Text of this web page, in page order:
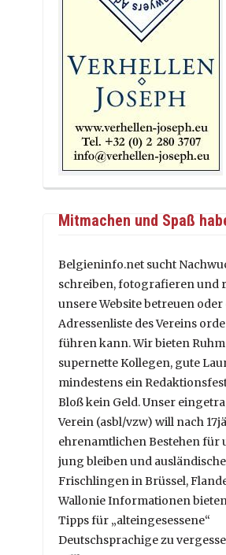
Mitmachen und Spaß
Belgieninfo.net sucht
schreiben, fotografieren und
unsere Website betreuen
Adressenliste des Vereins
führen kann. Wir bieten
supernette Kollegen, gute
mindestens ein
Bloß kein Geld. Unser
Verein (asbl/vzw) will nach
ehrenamtlichen Bestehen für
jung bleiben und
Frischlingen in Brüssel,
Wallonie Informationen
Tipps für „alteingesessene“
Deutschsprachige zu